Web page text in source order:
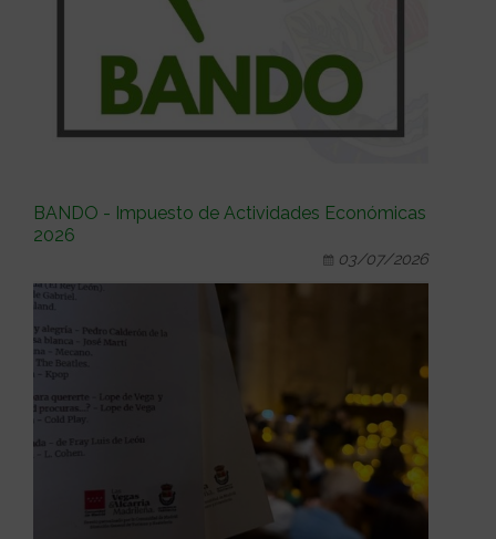
BANDO - Impuesto de Actividades Económicas
2026
03/07/2026